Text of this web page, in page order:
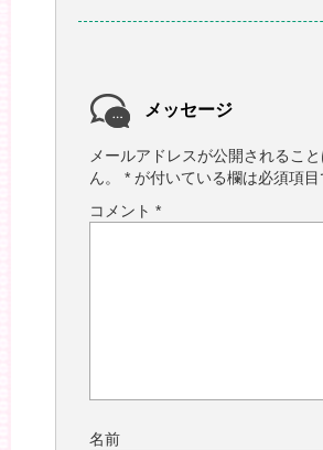
メッセージ
メールアドレスが公開されるこ
ん。
* が付いている欄は必須項目
コメント *
名前